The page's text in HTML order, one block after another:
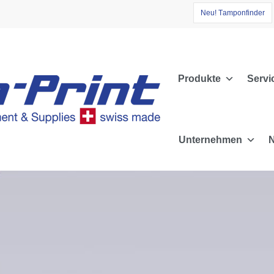
Neu! Tamponfinder
Produkte
Unternehmen